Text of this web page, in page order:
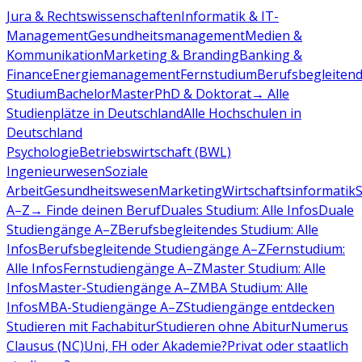
Jura & RechtswissenschaftenInformatik & IT-
ManagementGesundheitsmanagementMedien &
KommunikationMarketing & BrandingBanking &
FinanceEnergiemanagementFernstudiumBerufsbegleitend
StudiumBachelorMasterPhD & Doktorat→ Alle
Studienplätze in DeutschlandAlle Hochschulen in
Deutschland
PsychologieBetriebswirtschaft (BWL)
IngenieurwesenSoziale
ArbeitGesundheitswesenMarketingWirtschaftsinformatik
A–Z→ Finde deinen BerufDuales Studium: Alle InfosDuale
Studiengänge A–ZBerufsbegleitendes Studium: Alle
InfosBerufsbegleitende Studiengänge A–ZFernstudium:
Alle InfosFernstudiengänge A–ZMaster Studium: Alle
InfosMaster-Studiengänge A–ZMBA Studium: Alle
InfosMBA-Studiengänge A–ZStudiengänge entdecken
Studieren mit FachabiturStudieren ohne AbiturNumerus
Clausus (NC)Uni, FH oder Akademie?Privat oder staatlich